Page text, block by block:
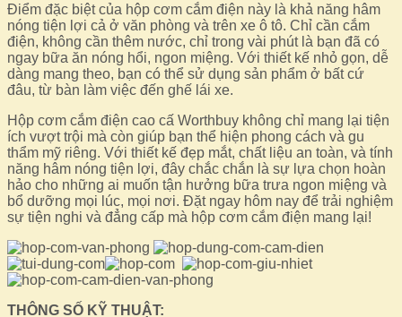
Điểm đặc biệt của hộp cơm cắm điện này là khả năng hâm
nóng tiện lợi cả ở văn phòng và trên xe ô tô. Chỉ cần cắm
điện, không cần thêm nước, chỉ trong vài phút là bạn đã có
ngay bữa ăn nóng hổi, ngon miệng. Với thiết kế nhỏ gọn, dễ
dàng mang theo, bạn có thể sử dụng sản phẩm ở bất cứ
đâu, từ bàn làm việc đến ghế lái xe.
Hộp cơm cắm điện cao cấ Worthbuy không chỉ mang lại tiện
ích vượt trội mà còn giúp bạn thể hiện phong cách và gu
thẩm mỹ riêng. Với thiết kế đẹp mắt, chất liệu an toàn, và tính
năng hâm nóng tiện lợi, đây chắc chắn là sự lựa chọn hoàn
hảo cho những ai muốn tận hưởng bữa trưa ngon miệng và
bổ dưỡng mọi lúc, mọi nơi. Đặt ngay hôm nay để trải nghiệm
sự tiện nghi và đẳng cấp mà hộp cơm cắm điện mang lại!
THÔNG SỐ KỸ THUẬT: